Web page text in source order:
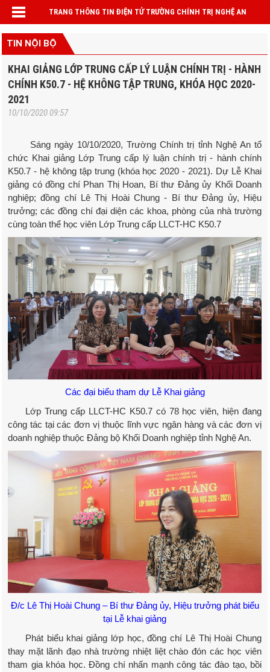
TRANG THÔNG TIN ĐIỆN TỬ TRƯỜNG CHÍNH TRỊ NGHỆ AN
TIN NỘI BỘ
KHAI GIẢNG LỚP TRUNG CẤP LÝ LUẬN CHÍNH TRỊ - HÀNH
CHÍNH K50.7 - HỆ KHÔNG TẬP TRUNG, KHÓA HỌC 2020-
2021
10/10/2020 09:57
Sáng ngày 10/10/2020, Trường Chính trị tỉnh Nghệ An tổ
chức Khai giảng Lớp Trung cấp lý luận chính trị - hành chính
K50.7 - hệ không tập trung (khóa học 2020 - 2021). Dự Lễ Khai
giảng có đồng chí Phan Thị Hoan, Bí thư Đảng ủy Khối Doanh
nghiệp; đồng chí Lê Thị Hoài Chung - Bí thư Đảng ủy, Hiệu
trưởng; các đồng chí đại diện các khoa, phòng của nhà trường
cùng toàn thể học viên Lớp Trung cấp LLCT-HC K50.7
Các đại biểu tham dự Lễ Khai giảng
Lớp Trung cấp LLCT-HC K50.7 có 78 học viên, hiện đang
công tác tại các đơn vị thuộc lĩnh vực ngân hàng và các đơn vị
doanh nghiệp thuộc Đảng bộ Khối Doanh nghiệp tỉnh Nghệ An.
Đ/c Lê Thị Hoài Chung – Bí thư Đảng ủy, Hiệu trưởng phát biểu
tại Lễ khai giảng
Phát biểu khai giảng lớp học, đồng chí Lê Thị Hoài Chung
thay mặt lãnh đạo nhà trường nhiệt liệt chào đón các học viên
tham gia khóa học. Đồng chí nhấn mạnh công tác đào tạo, bồi